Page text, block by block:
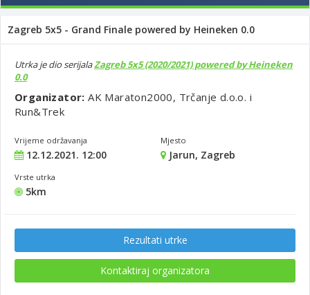
Zagreb 5x5 - Grand Finale powered by Heineken 0.0
Utrka je dio serijalaZagreb 5x5 (2020/2021) powered by Heineken
0.0
Organizator:AK Maraton2000, Trčanje d.o.o. i
Run&Trek
Vrijeme održavanja
12.12.2021. 12:00
Mjesto
Jarun, Zagreb
Vrste utrka
5km
Rezultati utrke
Kontaktiraj organizatora